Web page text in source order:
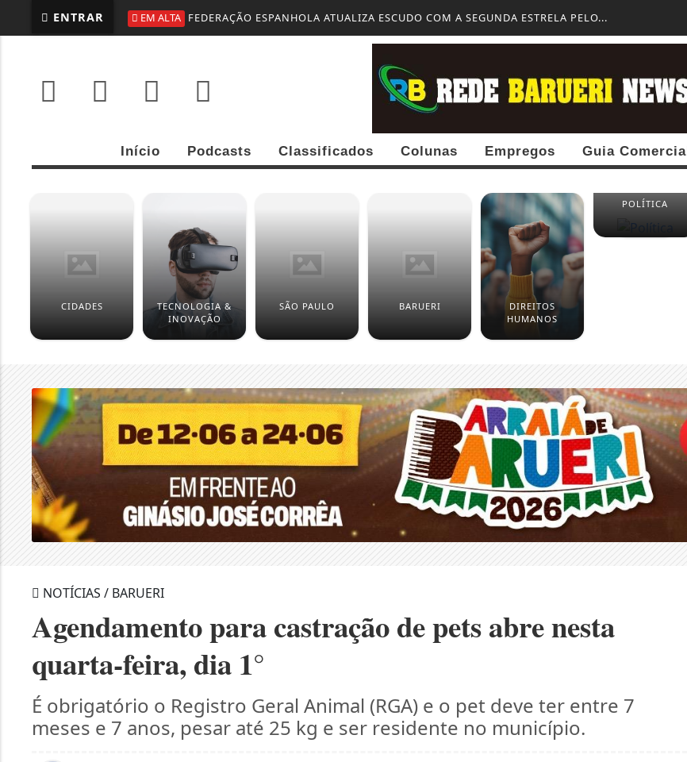
ENTRAR EM ALTA FEDERAÇÃO ESPANHOLA ATUALIZA ESCUDO COM A SEGUNDA ESTRELA PELO...
Início Podcasts Classificados Colunas Empregos Guia Comercial
CIDADES
TECNOLOGIA &
INOVAÇÃO
SÃO PAULO BARUERI
DIREITOS
HUMANOS
POLÍTICA
NOTÍCIAS / BARUERI
Agendamento para castração de pets abre nesta
quarta-feira, dia 1°
É obrigatório o Registro Geral Animal (RGA) e o pet deve ter entre 7
meses e 7 anos, pesar até 25 kg e ser residente no município.